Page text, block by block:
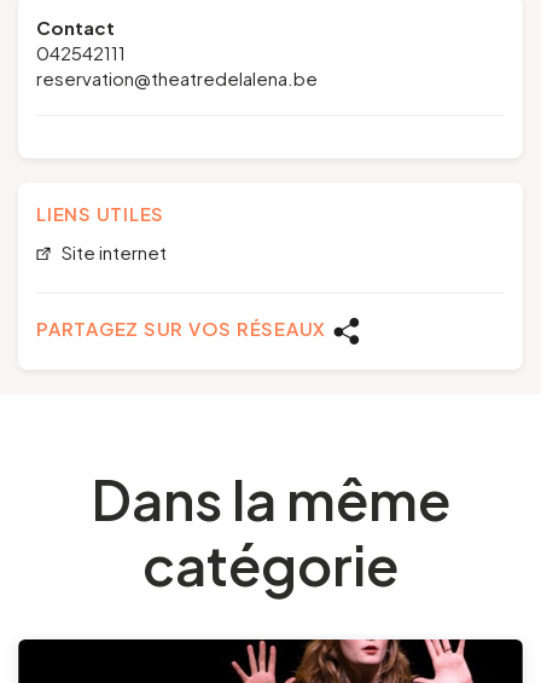
Contact
042542111
reservation@theatredelalena.be
LIENS UTILES
Site internet
PARTAGEZ SUR VOS RÉSEAUX
Dans la même
catégorie